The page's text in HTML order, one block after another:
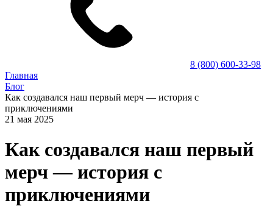
8 (800) 600-33-98
Главная
Блог
Как создавался наш первый мерч — история с
приключениями
21 мая 2025
Как создавался наш первый
мерч — история с
приключениями